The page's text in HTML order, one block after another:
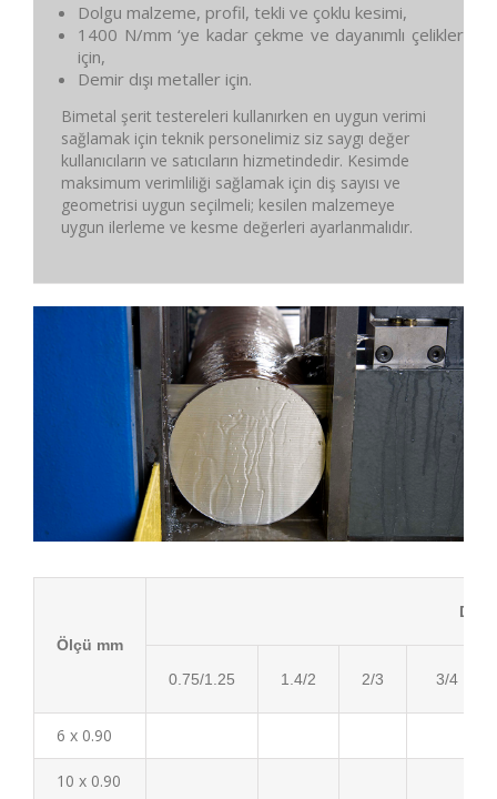
Dolgu malzeme, profil, tekli ve çoklu kesimi,
1400 N/mm ‘ye kadar çekme ve dayanımlı çelikler
için,
Demir dışı metaller için.
Bimetal şerit testereleri kullanırken en uygun verimi
sağlamak için teknik personelimiz siz saygı değer
kullanıcıların ve satıcıların hizmetindedir. Kesimde
maksimum verimliliği sağlamak için diş sayısı ve
geometrisi uygun seçilmeli; kesilen malzemeye
uygun ilerleme ve kesme değerleri ayarlanmalıdır.
Ölçü mm
Diş
0.75/1.25 1.4/2 2/3 3/4
6 x 0.90
10 x 0.90